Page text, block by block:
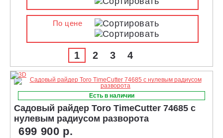
По цене
1 2 3 4
Есть в наличии
Садовый райдер Toro TimeCutter 74685 с
нулевым радиусом разворота
699 900 р.